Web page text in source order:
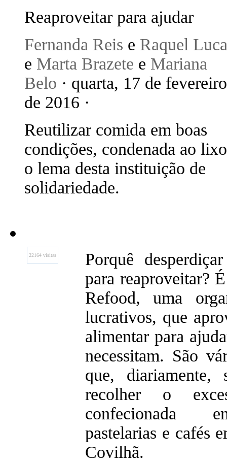
Reaproveitar para ajudar
Fernanda Reis e Raquel
e Marta Brazete e Mariana
Belo · quarta, 17 de fevereiro
de 2016 ·
Reutilizar comida em boas
condições, condenada ao
o lema desta instituição de
solidariedade.
22164 visitas
Porquê
para reaproveitar?
Refood, uma
lucrativos, que
alimentar para
necessitam. São
que, diariamente,
recolher o
confecionada
pastelarias e cafés
Covilhã.